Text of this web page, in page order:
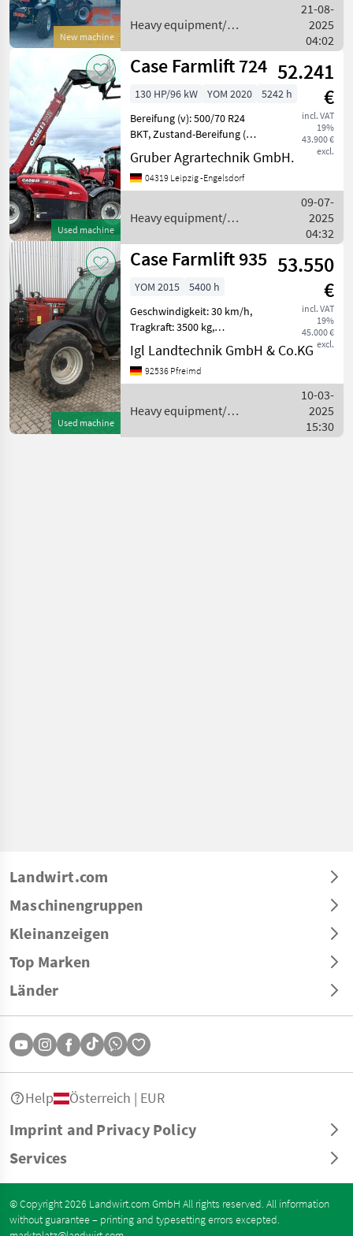
New machine
Geschwindigkeit: 30 km/h,
Heavy equipment/
Case IH
21-08-
2025
04:02
Used machine
Case Farmlift 724 52.241
€
incl. VAT
19%
43.900 €
excl.
130 HP/96 kW YOM 2020
5242 h
Bereifung (v): 500/70 R24
BKT, Zustand-Bereifung (v):
30 %, Bereifung (h): 500/70
R24 BKT, Zustand-Bereifung
(h): 30 %, Tragkraft: 4200 kg,
Gruber Agrartechnik GmbH.
04319 Leipzig -Engelsdorf
Heavy equipment/
Case IH
09-07-
2025
04:32
Used machine
Case Farmlift 935 53.550
€
incl. VAT
19%
45.000 €
excl.
YOM 2015
5400 h
Geschwindigkeit: 30 km/h,
Tragkraft: 3500 kg,
Hubhöhe: 900 cm,
Arbeitsscheinwerfer 2x
hinten, Arbeitsscheinwerfer
Luftgefederter Sitz, Radio,
Igl Landtechnik GmbH & Co.KG
92536 Pfreimd
Heavy equipment/
Case IH
10-03-
2025
15:30
Landwirt.com
Maschinengruppen
Kleinanzeigen
Top Marken
Länder
Imprint and Privacy Policy
Services
Help Österreich | EUR
© Copyright 2026 Landwirt.com GmbH All rights reserved. All information
without guarantee – printing and typesetting errors excepted.